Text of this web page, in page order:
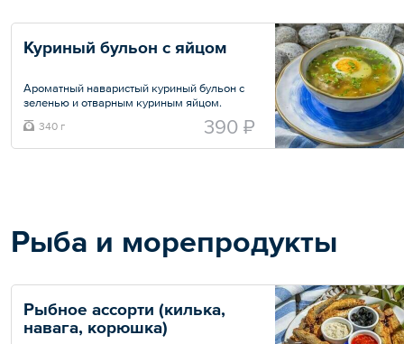
Куриный бульон с яйцом
Ароматный наваристый куриный бульон с
зеленью и отварным куриным яйцом.
Общий вес – 340 г
340 г 390 ₽
Рыба и морепродукты
Рыбное ассорти (килька,
навага, корюшка)